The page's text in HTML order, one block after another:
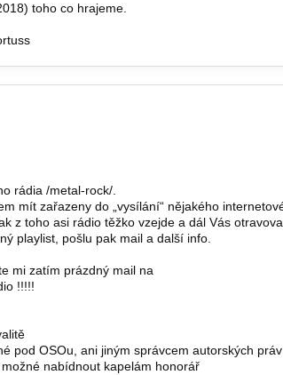
toho co hrajeme.
rádia /metal-rock/.
mít zařazeny do „vysílání“ nějakého
z toho asi rádio těžko vzejde a dál Vás
playlist, pošlu pak mail a další info.
mi zatím prázdný mail na
!!!!!
pod OSOu, ani jiným správcem autorských práv
nabídnout kapelám honorář